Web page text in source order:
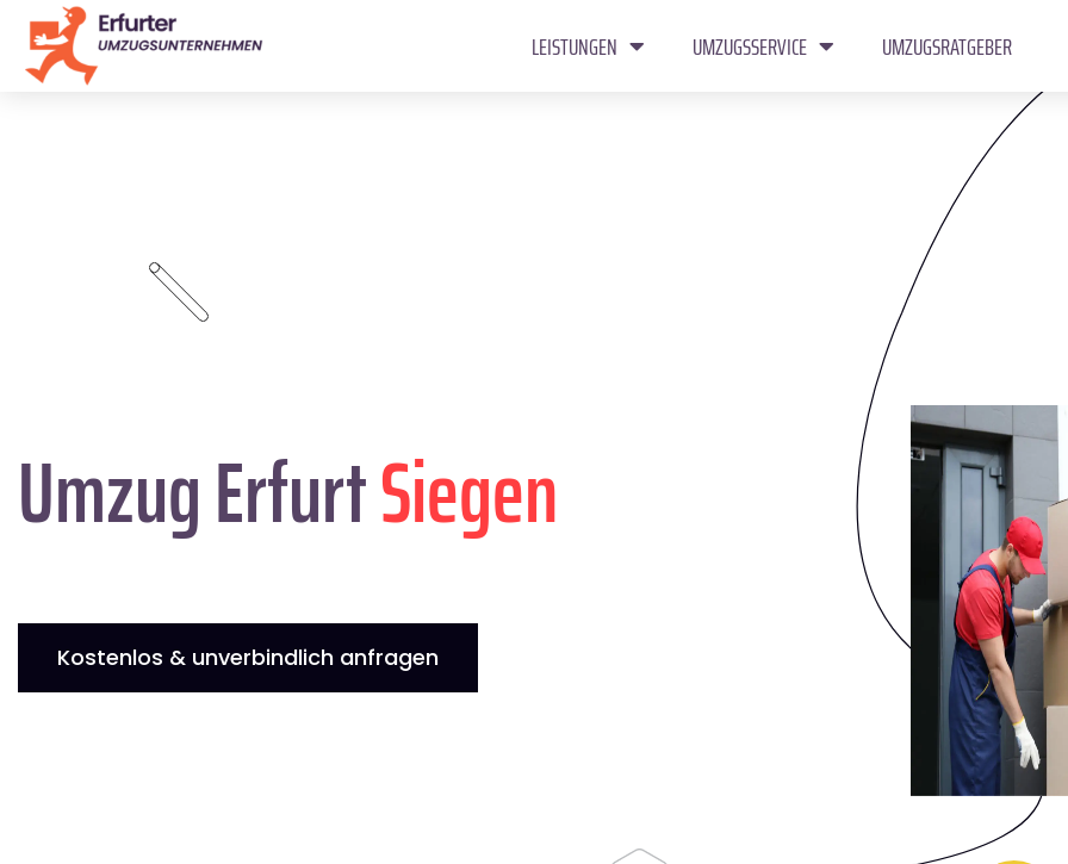
LEISTUNGEN UMZUGSSERVICE UMZUGSRATGEBER
Umzug ErfurtSiegen
Kostenlos & unverbindlich anfragen